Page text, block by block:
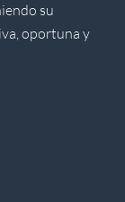
su
oportuna y